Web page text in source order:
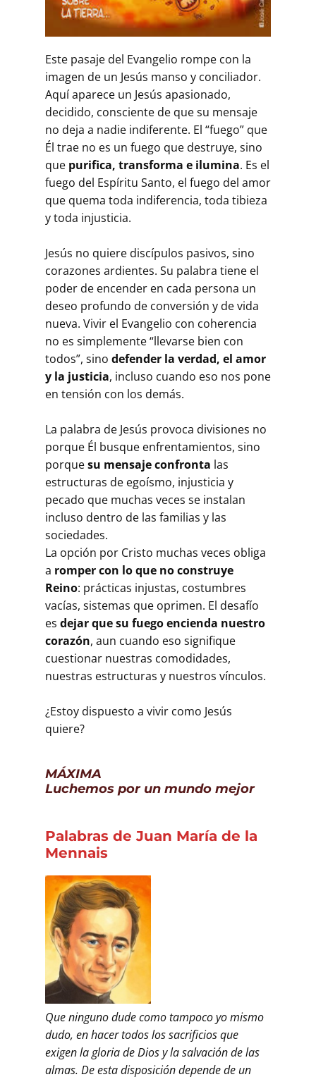
Este pasaje del Evangelio rompe con la
imagen de un Jesús manso y conciliador.
Aquí aparece un Jesús apasionado,
decidido, consciente de que su mensaje
no deja a nadie indiferente. El “fuego” que
Él trae no es un fuego que destruye, sino
que purifica, transforma e ilumina. Es el
fuego del Espíritu Santo, el fuego del amor
que quema toda indiferencia, toda tibieza
y toda injusticia.
Jesús no quiere discípulos pasivos, sino
corazones ardientes. Su palabra tiene el
poder de encender en cada persona un
deseo profundo de conversión y de vida
nueva. Vivir el Evangelio con coherencia
no es simplemente “llevarse bien con
todos”, sino defender la verdad, el amor
y la justicia, incluso cuando eso nos pone
en tensión con los demás.
La palabra de Jesús provoca divisiones no
porque Él busque enfrentamientos, sino
porquesu mensaje confronta las
estructuras de egoísmo, injusticia y
pecado que muchas veces se instalan
incluso dentro de las familias y las
sociedades.
La opción por Cristo muchas veces obliga
a romper con lo que no construye
Reino: prácticas injustas, costumbres
vacías, sistemas que oprimen. El desafío
es dejar que su fuego encienda nuestro
corazón, aun cuando eso signifique
cuestionar nuestras comodidades,
nuestras estructuras y nuestros vínculos.
¿Estoy dispuesto a vivir como Jesús
quiere?
MÁXIMA
Luchemos por un mundo mejor
Palabras de Juan María de la
Mennais
Que ninguno dude como tampoco yo mismo
dudo, en hacer todos los sacrificios que
exigen la gloria de Dios y la salvación de las
almas. De esta disposición depende de un